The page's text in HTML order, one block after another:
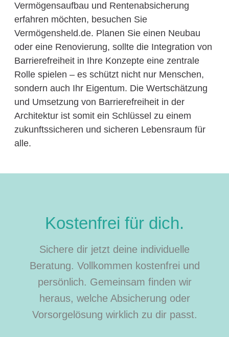
Vermögensaufbau und Rentenabsicherung
erfahren möchten, besuchen Sie
Vermögensheld.de. Planen Sie einen Neubau
oder eine Renovierung, sollte die Integration von
Barrierefreiheit in Ihre Konzepte eine zentrale
Rolle spielen – es schützt nicht nur Menschen,
sondern auch Ihr Eigentum. Die Wertschätzung
und Umsetzung von Barrierefreiheit in der
Architektur ist somit ein Schlüssel zu einem
zukunftssicheren und sicheren Lebensraum für
alle.
Kostenfrei für dich.
Sichere dir jetzt deine individuelle
Beratung. Vollkommen kostenfrei und
persönlich. Gemeinsam finden wir
heraus, welche Absicherung oder
Vorsorgelösung wirklich zu dir passt.